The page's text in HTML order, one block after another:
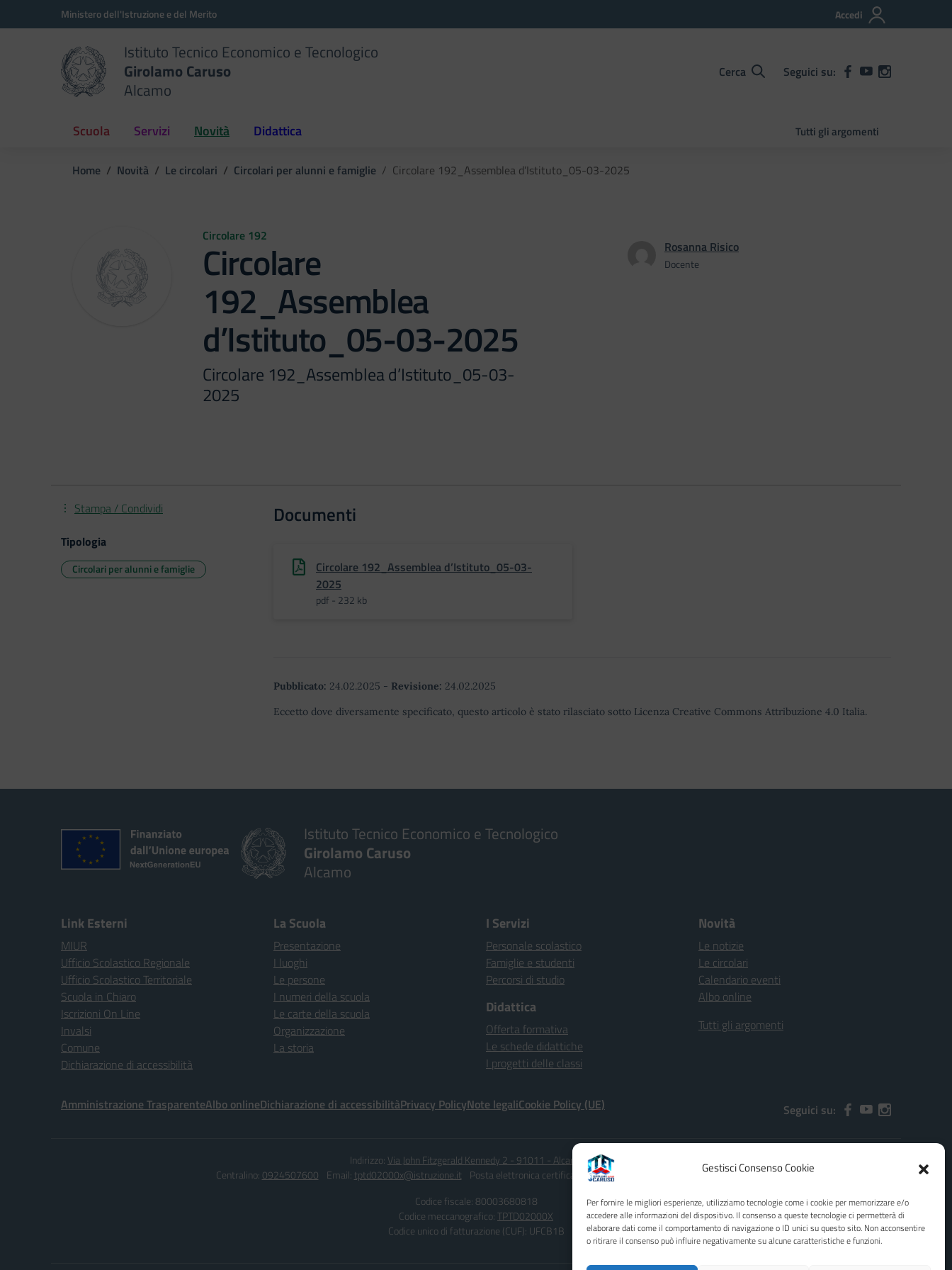
Gestisci Consenso Cookie
Per fornire le migliori esperienze, utilizziamo tecnologie come i cookie per memorizzare e/o
accedere alle informazioni del dispositivo. Il consenso a queste tecnologie ci permetterà di
elaborare dati come il comportamento di navigazione o ID unici su questo sito. Non acconsentire
o ritirare il consenso può influire negativamente su alcune caratteristiche e funzioni.
Vai ai contenuti
Vai al menu di navigazioneMinistero dell'Istruzione e del Merito Accedi
Istituto Tecnico Economico e Tecnologico
Girolamo Caruso
Alcamo
Cerca Seguici su:
Scuola Servizi Novità Didattica Tutti gli argomenti
Home Novità Le circolari Circolari per alunni e famiglie Circolare 192_Assemblea d’Istituto_05-03-2025
Circolare 192
Circolare
192_Assemblea
d’Istituto_05-03-2025
Circolare 192_Assemblea d’Istituto_05-03-
2025
Rosanna Risico
Docente
Documenti
Circolare 192_Assemblea d’Istituto_05-03-
2025
pdf - 232 kb
Pubblicato: 24.02.2025 - Revisione: 24.02.2025
Eccetto dove diversamente specificato, questo articolo è stato rilasciato sotto Licenza Creative Commons Attribuzione 4.0 Italia.
Stampa / Condividi
Tipologia
Circolari per alunni e famiglie
Istituto Tecnico Economico e Tecnologico
Girolamo Caruso
Alcamo
Link Esterni
MIUR
Ufficio Scolastico Regionale
Ufficio Scolastico Territoriale
Scuola in Chiaro
Iscrizioni On Line
Invalsi
Comune
Dichiarazione di accessibilità
La Scuola
Presentazione
I luoghi
Le persone
I numeri della scuola
Le carte della scuola
Organizzazione
La storia
I Servizi
Personale scolastico
Famiglie e studenti
Percorsi di studio
Didattica
Offerta formativa
Le schede didattiche
I progetti delle classi
Novità
Le notizie
Le circolari
Calendario eventi
Albo online
Tutti gli argomenti
Amministrazione TrasparenteAlbo onlineDichiarazione di accessibilitàPrivacy PolicyNote legaliCookie Policy (UE) Seguici su:
Indirizzo: Via John Fitzgerald Kennedy 2 - 91011 - Alcamo (TP)
Centralino: 0924507600 Email: tptd02000x@istruzione.it Posta elettronica certificata (PEC):tptd02000x@pec.istruzione.it
Codice fiscale: 80003680818
Codice meccanografico:TPTD02000X
Codice unico di fatturazione (CUF): UFCB1B